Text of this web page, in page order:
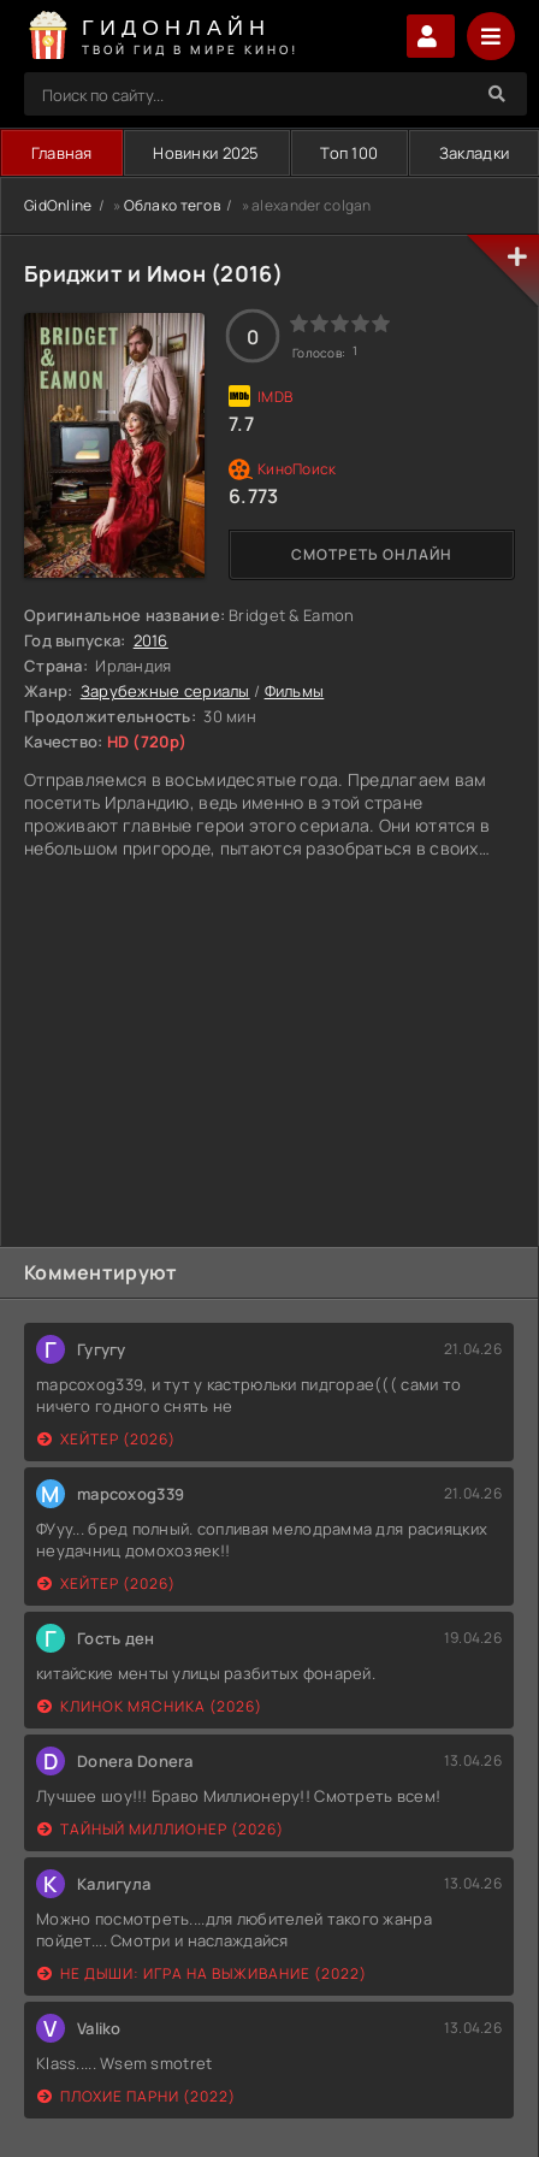
ГИДОНЛАЙН
ТВОЙ ГИД В МИРЕ КИНО!
Главная Новинки 2025 Топ 100 Закладки
Комментируют
Г Гугугу 21.04.26
mapcoxog339, и тут у кастрюльки пидгорае((( сами то
ничего годного снять не
ХЕЙТЕР (2026)
M mapcoxog339 21.04.26
ФУуу... бред полный. сопливая мелодрамма для расияцких
неудачниц домохозяек!!
ХЕЙТЕР (2026)
Г Гость ден 19.04.26
китайские менты улицы разбитых фонарей.
КЛИНОК МЯСНИКА (2026)
D Donera Donera 13.04.26
Лучшее шоу!!! Браво Миллионеру!! Смотреть всем!
ТАЙНЫЙ МИЛЛИОНЕР (2026)
К Калигула 13.04.26
Можно посмотреть....для любителей такого жанра
пойдет.... Смотри и наслаждайся
НЕ ДЫШИ: ИГРА НА ВЫЖИВАНИЕ (2022)
V Valiko 13.04.26
Klass..... Wsem smotret
ПЛОХИЕ ПАРНИ (2022)
GidOnline » Облако тегов » alexander colgan
Бриджит и Имон (2016)
Оригинальное название: Bridget & Eamon
Год выпуска: 2016
Страна: Ирландия
Жанр: Зарубежные сериалы / Фильмы
Продолжительность: 30 мин
Качество: HD (720p)
Отправляемся в восьмидесятые года. Предлагаем вам
посетить Ирландию, ведь именно в этой стране
проживают главные герои этого сериала. Они ютятся в
небольшом пригороде, пытаются разобраться в своих
СМОТРЕТЬ ОНЛАЙН
0
Голосов: 1
7.7
6.773